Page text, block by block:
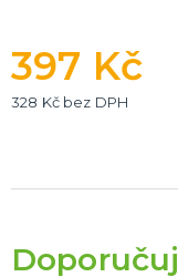
397 Kč
328 Kč bez DPH